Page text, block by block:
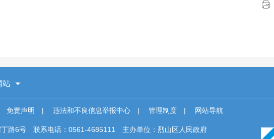
站
免责声明 | 违法和不良信息举报中心 | 管理制度 | 网站导航
路6号 联系电话：0561-4685111 主办单位：烈山区人民政府